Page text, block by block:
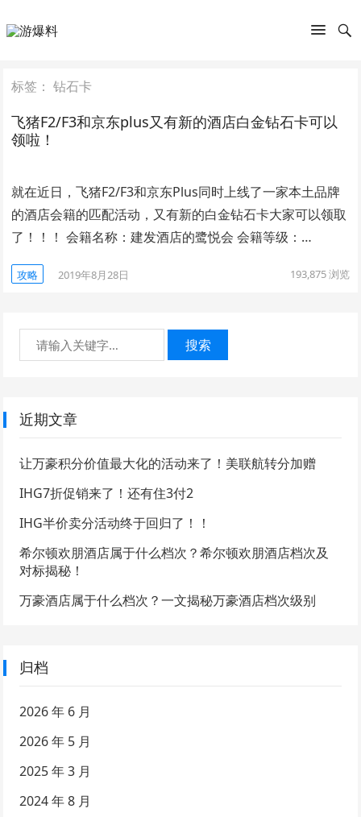
标签：钻石卡
飞猪F2/F3和京东plus又有新的酒店白金钻石卡可以
领啦！
就在近日，飞猪F2/F3和京东Plus同时上线了一家本土品牌
的酒店会籍的匹配活动，又有新的白金钻石卡大家可以领取
了！！！ 会籍名称：建发酒店的鹭悦会 会籍等级：…
攻略 2019年8月28日 193,875浏览
搜索
近期文章
让万豪积分价值最大化的活动来了！美联航转分加赠
IHG7折促销来了！还有住3付2
IHG半价卖分活动终于回归了！！
希尔顿欢朋酒店属于什么档次？希尔顿欢朋酒店档次及
对标揭秘！
万豪酒店属于什么档次？一文揭秘万豪酒店档次级别
归档
2026 年 6 月
2026 年 5 月
2025 年 3 月
2024 年 8 月